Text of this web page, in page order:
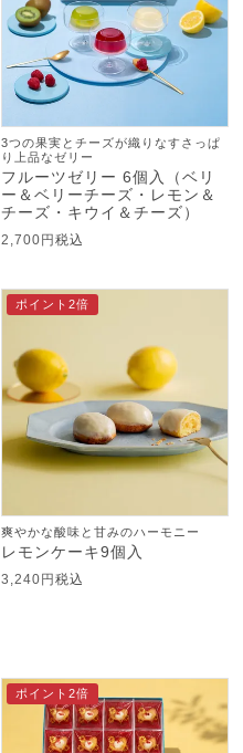
3つの果実とチーズが織りなすさっぱ
り上品なゼリー
フルーツゼリー 6個入（ベリ
ー＆ベリーチーズ・レモン＆
チーズ・キウイ＆チーズ）
2,700 税込
ポイント2倍
爽やかな酸味と甘みのハーモニー
レモンケーキ9個入
3,240 税込
ポイント2倍